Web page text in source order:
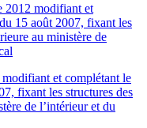
2012 modifiant et
15 août 2007, fixant les
au ministère de
et complétant le
fixant les structures des
de l’intérieur et du